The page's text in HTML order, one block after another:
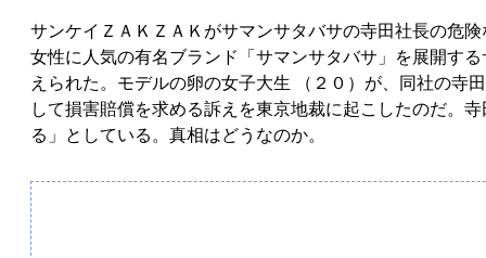
サンケイＺＡＫＺＡＫがサマンサタバサの寺田社長の危
女性に人気の有名ブランド「サマンサタバサ」を展開す
えられた。モデルの卵の女子大生 （２０）が、同社の寺
して損害賠償を求める訴えを東京地裁に起こしたのだ。
る」としている。真相はどうなのか。